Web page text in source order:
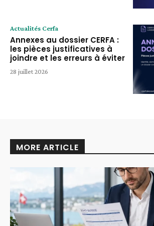
Actualités Cerfa
Annexes au dossier CERFA :
les pièces justificatives à
joindre et les erreurs à éviter
28 juillet 2026
MORE ARTICLE